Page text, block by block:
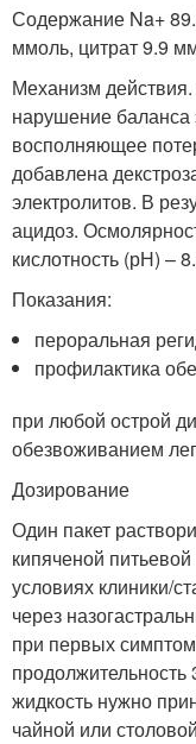
Содержание Na+
ммоль, цитрат 9.9
Механизм
нарушение баланса
восполняющее
добавлена
электролитов. В
ацидоз.
кислотность (рН) –
Показания:
пероральная
профилактика
при любой острой
обезвоживанием
Дозирование
Один пакет
кипяченой
условиях клиники/
через
при первых
жидкость нужно
чайной или